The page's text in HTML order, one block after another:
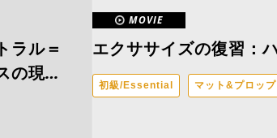
ラル＝
の現場
MOVIE
エクササイズの復習：
初級/Essential マット&プロップ